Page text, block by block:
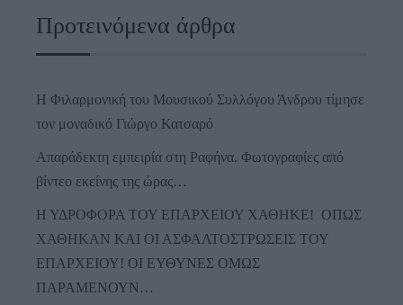
Προτεινόμενα άρθρα
Η Φιλαρμονική του Μουσικού Συλλόγου Άνδρου τίμησε
τον μοναδικό Γιώργο Κατσαρό
Απαράδεκτη εμπειρία στη Ραφήνα. Φωτογραφίες από
βίντεο εκείνης της ώρας…
Η ΥΔΡΟΦΟΡΑ ΤΟΥ ΕΠΑΡΧΕΙΟΥ ΧΑΘΗΚΕ! ΟΠΩΣ
ΧΑΘΗΚΑΝ ΚΑΙ ΟΙ ΑΣΦΑΛΤΟΣΤΡΩΣΕΙΣ ΤΟΥ
ΕΠΑΡΧΕΙΟΥ! ΟΙ ΕΥΘΥΝΕΣ ΟΜΩΣ
ΠΑΡΑΜΕΝΟΥΝ…